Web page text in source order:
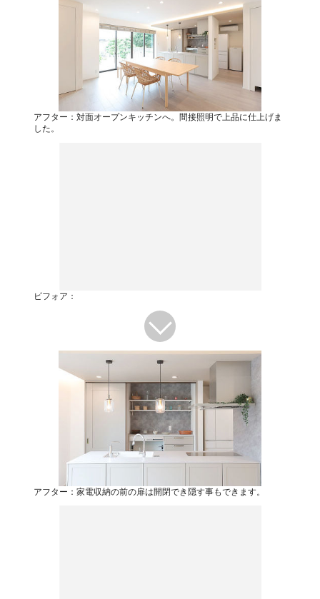
アフター：対面オープンキッチンへ。間接照明で上品に仕上げま
した。
ビフォア：
アフター：家電収納の前の扉は開閉でき隠す事もできます。